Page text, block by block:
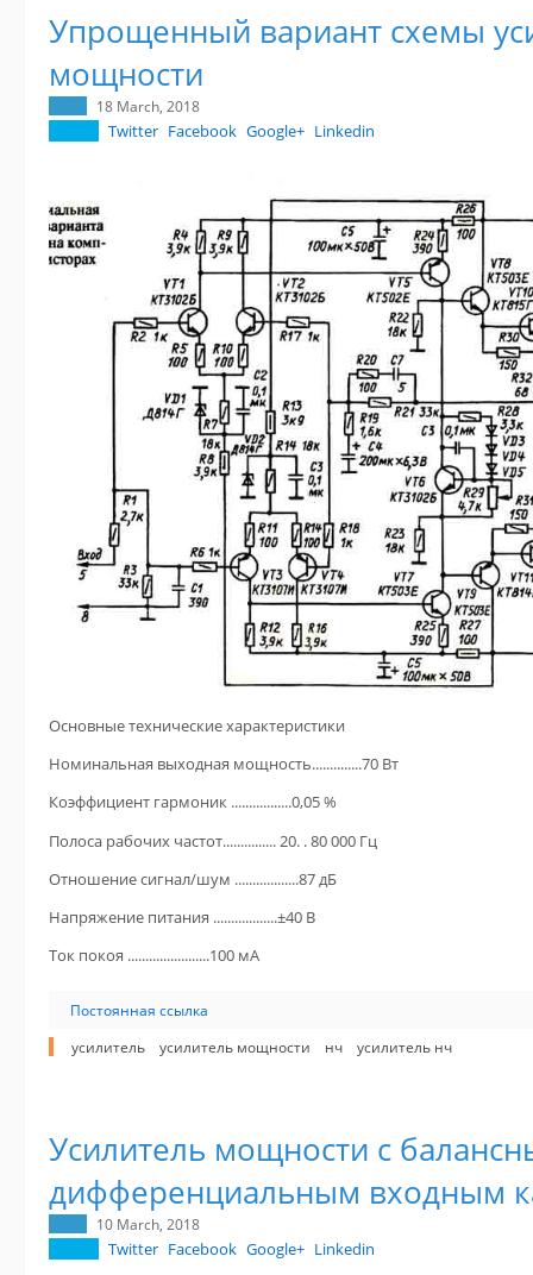
Упрощенный вариант схемы
мощности
18 March, 2018
Twitter Facebook Google+ Linkedin
Основные технические характеристики
Номинальная выходная мощность..............70 Вт
Коэффициент гармоник .................0,05 %
Полоса рабочих частот............... 20. . 80 000 Гц
Отношение сигнал/шум ..................87 дБ
Напряжение питания ..................±40 В
Ток покоя .......................100 мА
Постоянная ссылка
усилитель
усилитель мощности нч усилитель нч
Усилитель мощности с
дифференциальным входным
10 March, 2018
Twitter Facebook Google+ Linkedin